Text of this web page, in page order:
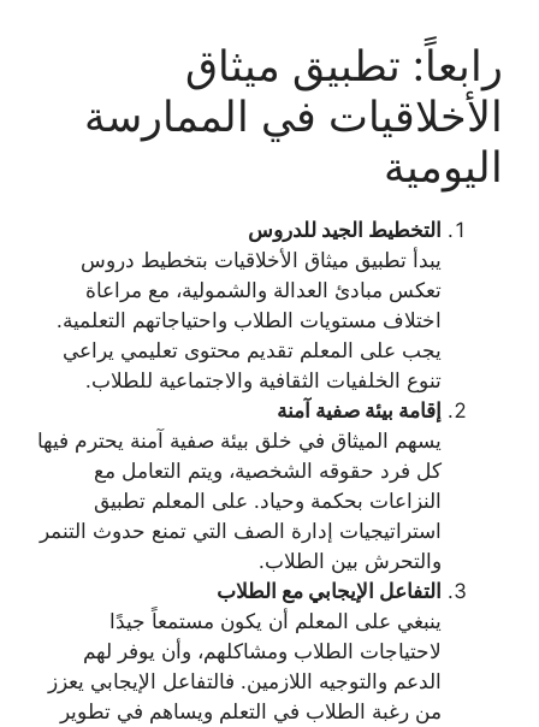
رابعاً: تطبيق ميثاق
الأخلاقيات في الممارسة
اليومية
التخطيط الجيد للدروس
يبدأ تطبيق ميثاق الأخلاقيات بتخطيط دروس
تعكس مبادئ العدالة والشمولية، مع مراعاة
اختلاف مستويات الطلاب واحتياجاتهم التعلمية.
يجب على المعلم تقديم محتوى تعليمي يراعي
تنوع الخلفيات الثقافية والاجتماعية للطلاب.
إقامة بيئة صفية آمنة
يسهم الميثاق في خلق بيئة صفية آمنة يحترم فيها
كل فرد حقوقه الشخصية، ويتم التعامل مع
النزاعات بحكمة وحياد. على المعلم تطبيق
استراتيجيات إدارة الصف التي تمنع حدوث التنمر
والتحرش بين الطلاب.
التفاعل الإيجابي مع الطلاب
ينبغي على المعلم أن يكون مستمعاً جيدًا
لاحتياجات الطلاب ومشاكلهم، وأن يوفر لهم
الدعم والتوجيه اللازمين. فالتفاعل الإيجابي يعزز
من رغبة الطلاب في التعلم ويساهم في تطوير